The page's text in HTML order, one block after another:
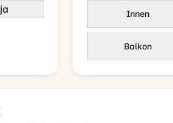
Innen
Balkon